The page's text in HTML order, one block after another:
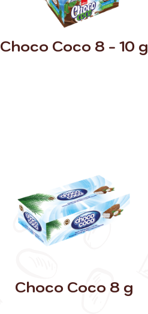
Choco Coco 8 - 10 g
Choco Coco 8 g